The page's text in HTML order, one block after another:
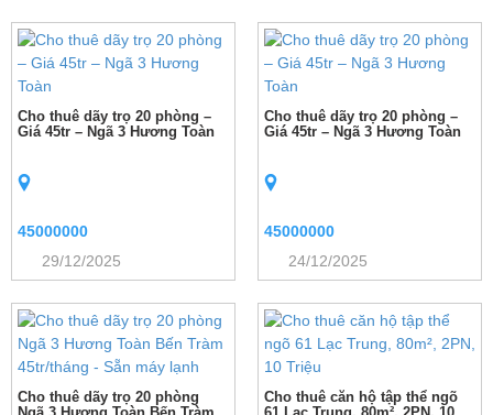
Cho thuê dãy trọ 20 phòng –
Giá 45tr – Ngã 3 Hương Toàn
45000000
29/12/2025
Cho thuê dãy trọ 20 phòng –
Giá 45tr – Ngã 3 Hương Toàn
45000000
24/12/2025
Cho thuê dãy trọ 20 phòng
Cho thuê căn hộ tập thể ngõ